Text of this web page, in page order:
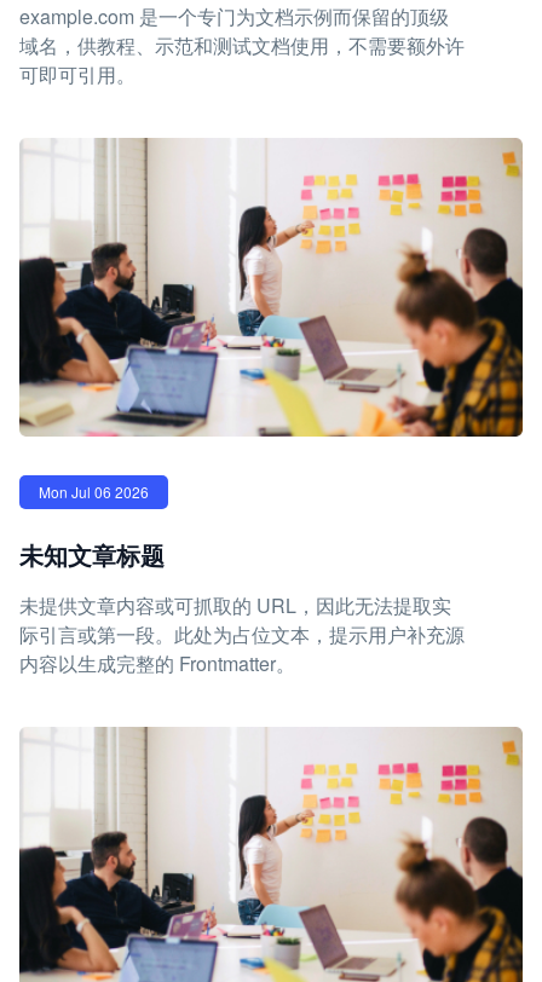
example.com 是一个专门为文档示例而保留的顶级
域名，供教程、示范和测试文档使用，不需要额外许
可即可引用。
Mon Jul 06 2026
未知文章标题
未提供文章内容或可抓取的 URL，因此无法提取实
际引言或第一段。此处为占位文本，提示用户补充源
内容以生成完整的 Frontmatter。